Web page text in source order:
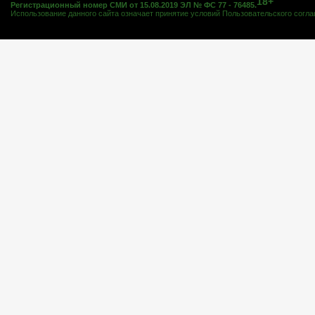
Регистрационный номер СМИ от 15.08.2019 ЭЛ № ФС 77 - 76485.
Использование данного сайта означает принятие условий Пользовательского